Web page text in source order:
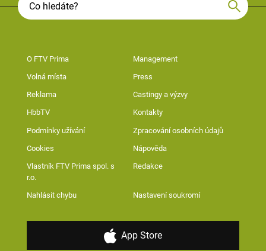
O FTV Prima Management
Volná místa Press
Reklama Castingy a výzvy
HbbTV Kontakty
Podmínky užívání Zpracování osobních údajů
Cookies Nápověda
Vlastník FTV Prima spol. s
r.o.
Redakce
Nahlásit chybu Nastavení soukromí
App Store